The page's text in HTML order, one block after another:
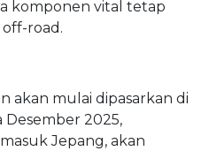
komponen vital tetap
road.
akan mulai dipasarkan di
Desember 2025,
Jepang, akan